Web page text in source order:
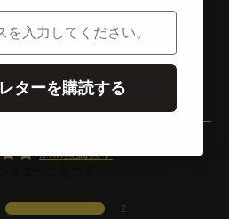
様の評価
ューを読む
5.00点満点中
2
ターを購読する